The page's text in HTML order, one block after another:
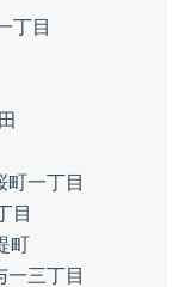
丁目
町一丁目
目
町
一三丁目